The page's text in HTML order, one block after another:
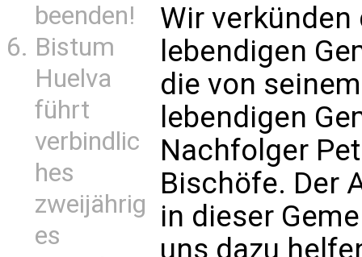
beenden!
Bistum
Huelva
führt
verbindlic
hes
zweijährig
es
Wir
lebendigen
die von
lebendigen
Nachfolger
Bischöfe. Der
in dieser
uns dazu